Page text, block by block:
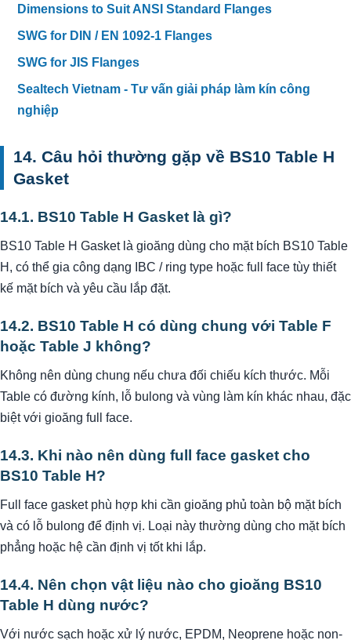
Dimensions to Suit ANSI Standard Flanges
SWG for DIN / EN 1092-1 Flanges
SWG for JIS Flanges
Sealtech Vietnam - Tư vấn giải pháp làm kín công
nghiệp
14. Câu hỏi thường gặp về BS10 Table H
Gasket
14.1. BS10 Table H Gasket là gì?
BS10 Table H Gasket là gioăng dùng cho mặt bích BS10 Table
H, có thể gia công dạng IBC / ring type hoặc full face tùy thiết
kế mặt bích và yêu cầu lắp đặt.
14.2. BS10 Table H có dùng chung với Table F
hoặc Table J không?
Không nên dùng chung nếu chưa đối chiếu kích thước. Mỗi
Table có đường kính, lỗ bulong và vùng làm kín khác nhau, đặc
biệt với gioăng full face.
14.3. Khi nào nên dùng full face gasket cho
BS10 Table H?
Full face gasket phù hợp khi cần gioăng phủ toàn bộ mặt bích
và có lỗ bulong để định vị. Loại này thường dùng cho mặt bích
phẳng hoặc hệ cần định vị tốt khi lắp.
14.4. Nên chọn vật liệu nào cho gioăng BS10
Table H dùng nước?
Với nước sạch hoặc xử lý nước, EPDM, Neoprene hoặc non-